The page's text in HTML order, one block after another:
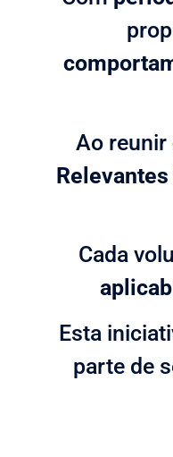
Ao reunir
Relevantes
Cada
Esta
parte de